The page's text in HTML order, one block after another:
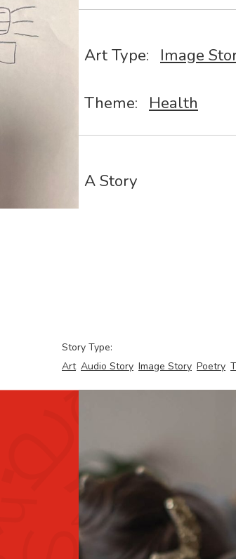
Art Type: Image
Theme: Health
A Story
Story Type:
Art Audio Story Image Story Poetry